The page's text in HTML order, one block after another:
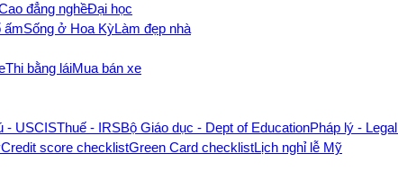
đẳng nghềĐại học
ấmSống ở Hoa KỳLàm đẹp nhà
Thi bằng láiMua bán xe
- USCISThuế - IRSBộ Giáo dục - Dept of EducationPháp lý -
Credit score checklistGreen Card checklistLịch nghỉ lễ Mỹ